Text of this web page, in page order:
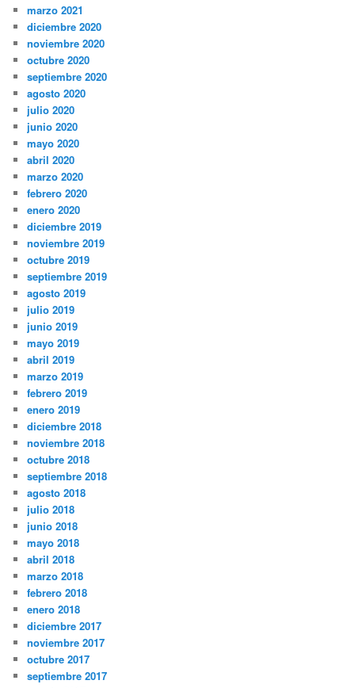
marzo 2021
diciembre 2020
noviembre 2020
octubre 2020
septiembre 2020
agosto 2020
julio 2020
junio 2020
mayo 2020
abril 2020
marzo 2020
febrero 2020
enero 2020
diciembre 2019
noviembre 2019
octubre 2019
septiembre 2019
agosto 2019
julio 2019
junio 2019
mayo 2019
abril 2019
marzo 2019
febrero 2019
enero 2019
diciembre 2018
noviembre 2018
octubre 2018
septiembre 2018
agosto 2018
julio 2018
junio 2018
mayo 2018
abril 2018
marzo 2018
febrero 2018
enero 2018
diciembre 2017
noviembre 2017
octubre 2017
septiembre 2017